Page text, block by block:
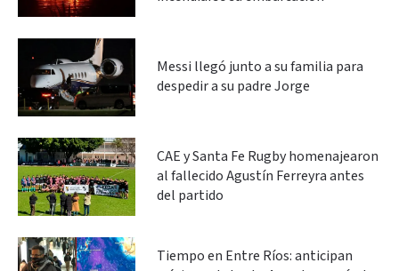
Messi llegó junto a su familia para
despedir a su padre Jorge
CAE y Santa Fe Rugby homenajearon
al fallecido Agustín Ferreyra antes
del partido
Tiempo en Entre Ríos: anticipan